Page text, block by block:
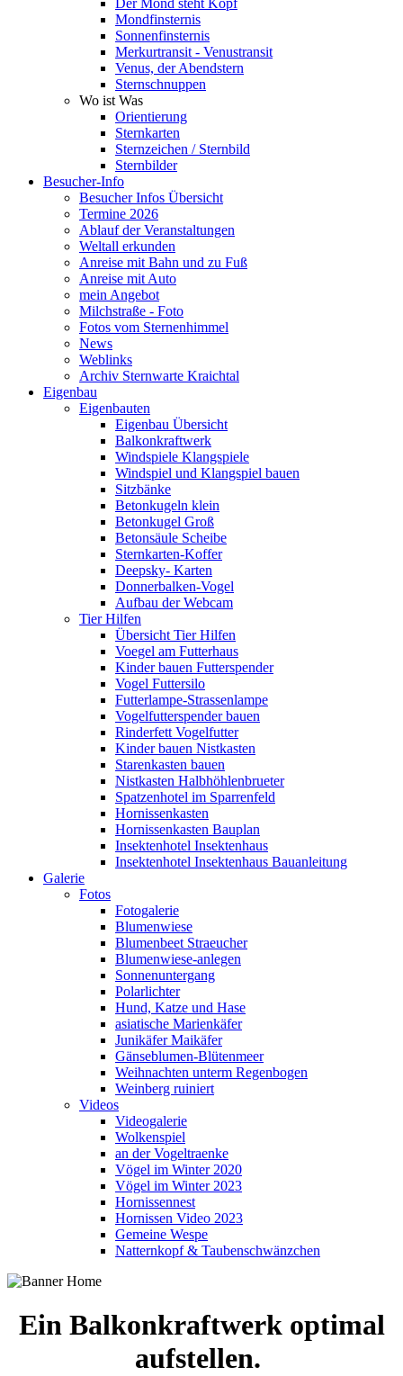
Der Mond steht Kopf
Mondfinsternis
Sonnenfinsternis
Merkurtransit - Venustransit
Venus, der Abendstern
Sternschnuppen
Wo ist Was
Orientierung
Sternkarten
Sternzeichen / Sternbild
Sternbilder
Besucher-Info
Besucher Infos Übersicht
Termine 2026
Ablauf der Veranstaltungen
Weltall erkunden
Anreise mit Bahn und zu Fuß
Anreise mit Auto
mein Angebot
Milchstraße - Foto
Fotos vom Sternenhimmel
News
Weblinks
Archiv Sternwarte Kraichtal
Eigenbau
Eigenbauten
Eigenbau Übersicht
Balkonkraftwerk
Windspiele Klangspiele
Windspiel und Klangspiel bauen
Sitzbänke
Betonkugeln klein
Betonkugel Groß
Betonsäule Scheibe
Sternkarten-Koffer
Deepsky- Karten
Donnerbalken-Vogel
Aufbau der Webcam
Tier Hilfen
Übersicht Tier Hilfen
Voegel am Futterhaus
Kinder bauen Futterspender
Vogel Futtersilo
Futterlampe-Strassenlampe
Vogelfutterspender bauen
Rinderfett Vogelfutter
Kinder bauen Nistkasten
Starenkasten bauen
Nistkasten Halbhöhlenbrueter
Spatzenhotel im Sparrenfeld
Hornissenkasten
Hornissenkasten Bauplan
Insektenhotel Insektenhaus
Insektenhotel Insektenhaus Bauanleitung
Galerie
Fotos
Fotogalerie
Blumenwiese
Blumenbeet Straeucher
Blumenwiese-anlegen
Sonnenuntergang
Polarlichter
Hund, Katze und Hase
asiatische Marienkäfer
Junikäfer Maikäfer
Gänseblumen-Blütenmeer
Weihnachten unterm Regenbogen
Weinberg ruiniert
Videos
Videogalerie
Wolkenspiel
an der Vogeltraenke
Vögel im Winter 2020
Vögel im Winter 2023
Hornissennest
Hornissen Video 2023
Gemeine Wespe
Natternkopf & Taubenschwänzchen
Ein Balkonkraftwerk optimal
aufstellen.